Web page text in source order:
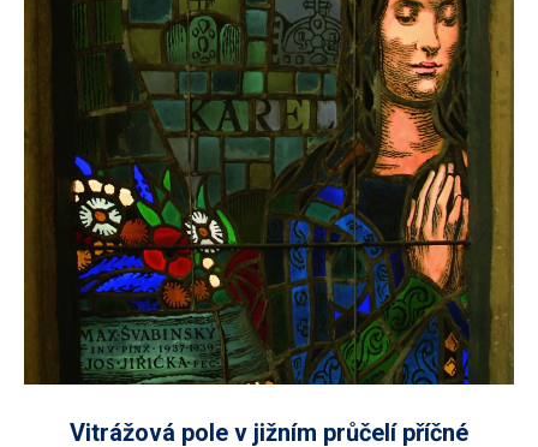
Vitrážová pole v jižním průčelí příčné